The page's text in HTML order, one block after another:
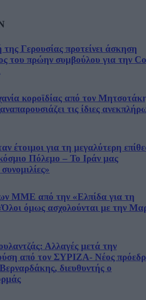
Γερουσίας προτείνει άσκηση
του πρώην συμβούλου για την
κοροϊδίας από τον
τις ίδιες
έτοιμοι για τη μεγαλύτερη
Πόλεμο – Το Ιράν μας
ΜΜΕ από την «Ελπίδα για τη
όμως ασχολούνται με την
Αλλαγές μετά την
από τον ΣΥΡΙΖΑ- Νέος
διευθυντής ο